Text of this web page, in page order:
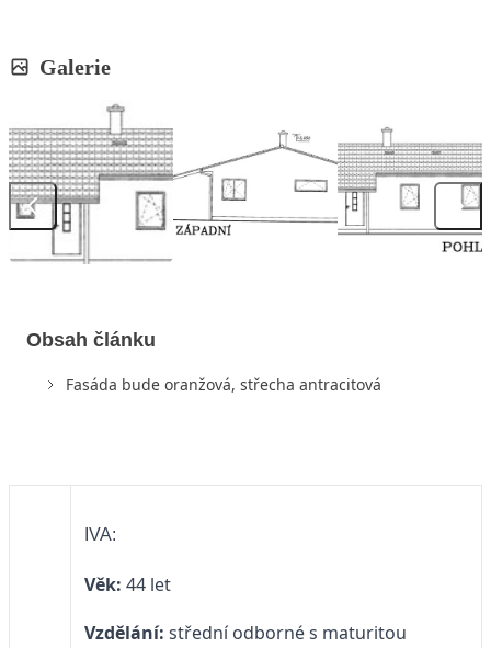
Galerie
Obsah článku
Fasáda bude oranžová, střecha antracitová
IVA:
Věk: 44 let
Vzdělání: střední odborné s maturitou